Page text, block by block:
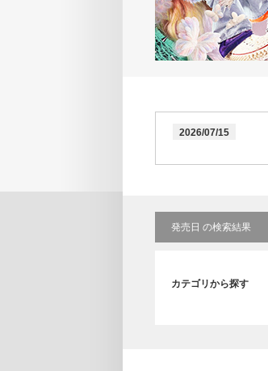
2026/07/15
発売日 の検索結果
カテゴリから探す